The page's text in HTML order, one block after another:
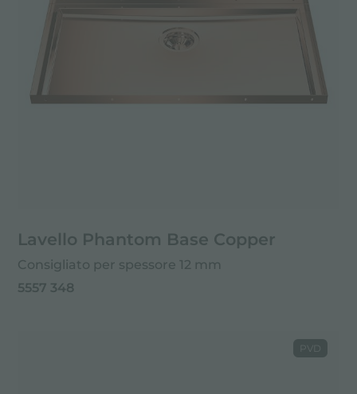
Lavello Phantom Base Copper
Consigliato per spessore 12 mm
5557 348
PVD